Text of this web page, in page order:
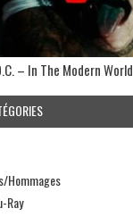
– In The Modern World
Hommages
Ray